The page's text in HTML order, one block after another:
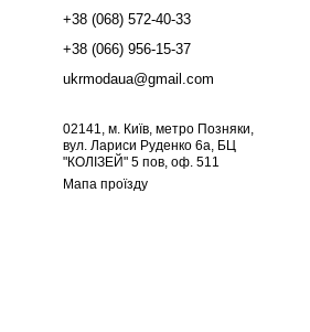
+38 (068) 572-40-33
+38 (066) 956-15-37
ukrmodaua@gmail.com
02141, м. Київ, метро Позняки,
вул. Лариси Руденко 6а, БЦ
"КОЛІЗЕЙ" 5 пов, оф. 511
Мапа проїзду